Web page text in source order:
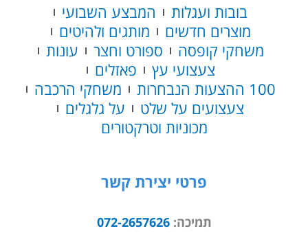
בובות ועגלות
המבצע השבועי
מוצרים חדשים
מותגים ולהיטים
משחקי קופסה
ספורט וחצר
עונות
צעצועי עץ
פאזלים
100 ההצעות הנבחרות
משחקי הרכבה
צעצועים על שלט
על גלגלים
מכוניות וטרקטורים
פרטי יצירת קשר
תמיכה:072-2657626